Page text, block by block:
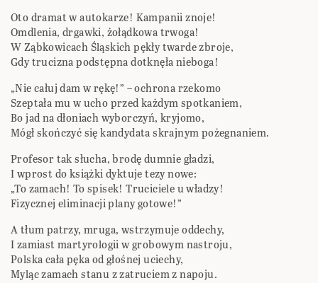
Oto dramat w autokarze! Kampanii znoje!
Omdlenia, drgawki, żołądkowa trwoga!
W Ząbkowicach Śląskich pękły twarde zbroje,
Gdy trucizna podstępna dotknęła nieboga!
„Nie całuj dam w rękę!” – ochrona rzekomo
Szeptała mu w ucho przed każdym spotkaniem,
Bo jad na dłoniach wyborczyń, kryjomo,
Mógł skończyć się kandydata skrajnym pożegnaniem.
Profesor tak słucha, brodę dumnie gładzi,
I wprost do książki dyktuje tezy nowe:
„To zamach! To spisek! Truciciele u władzy!
Fizycznej eliminacji plany gotowe!”
A tłum patrzy, mruga, wstrzymuje oddechy,
I zamiast martyrologii w grobowym nastroju,
Polska cała pęka od głośnej uciechy,
Myląc zamach stanu z zatruciem z napoju.